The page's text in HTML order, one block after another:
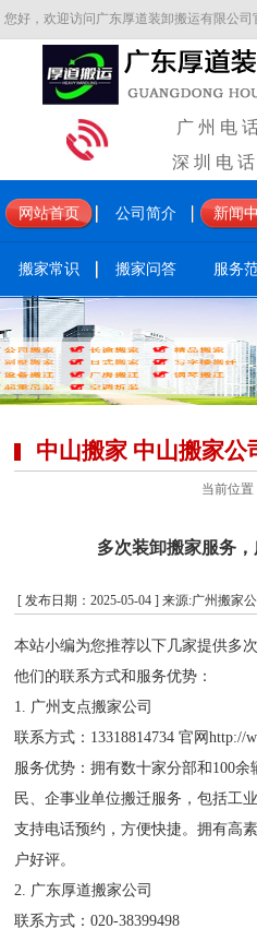
您好，欢迎访问广东厚道装卸搬运有限公司
广 州 电 话
深 圳 电 话
网站首页 公司简介 新闻
搬家常识 搬家问答 服务
中山搬家 中山搬家公
当前位置
多次装卸搬家服务
[ 发布日期：2025-05-04 ] 来源:广州搬家公
本站小编为您推荐以下几家提供多
他们的联系方式和服务优势：
1. 广州支点搬家公司
联系方式：13318814734 官网http://
服务优势：拥有数十家分部和100
民、企事业单位搬迁服务，包括工
支持电话预约，方便快捷。拥有高
户好评。
2. 广东厚道搬家公司
联系方式：020-38399498